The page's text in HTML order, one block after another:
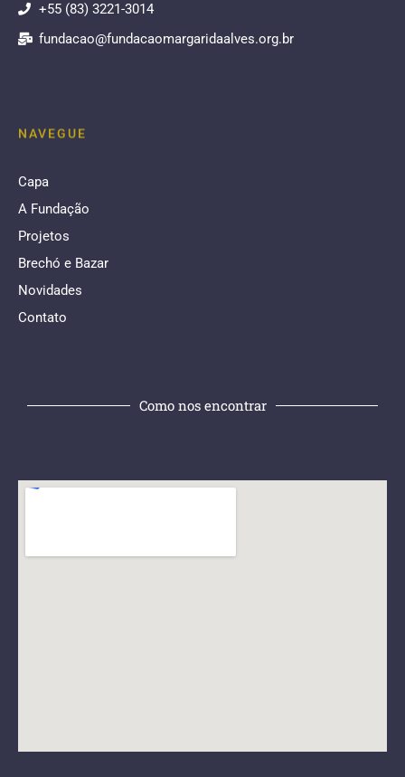
+55 (83) 3221-3014
fundacao@fundacaomargaridaalves.org.br
NAVEGUE
Capa
A Fundação
Projetos
Brechó e Bazar
Novidades
Contato
Como nos encontrar